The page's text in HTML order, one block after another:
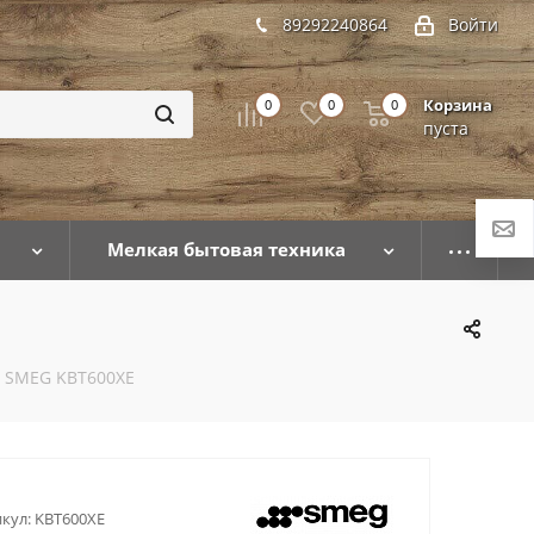
Войти
89292240864
0 0 Корзина
пуста
0
Мелкая бытовая техника
KBT600XE
KBT600XE